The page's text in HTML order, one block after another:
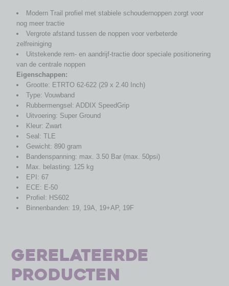
Modern Trail profiel met stabiele schoudernoppen zorgt voor
nog meer tractie
Vergrote afstand tussen de noppen voor verbeterde
zelfreiniging
Uitstekende rem- en aandrijf-tractie door speciale positionering
van de centrale noppen
Eigenschappen:
Grootte: ETRTO 62-622 (29 x 2.40 Inch)
Type: Vouwband
Rubbermengsel: ADDIX SpeedGrip
Uitvoering: Super Ground
Kleur: Zwart
Seal: TLE
Gewicht: 890 gram
Bandenspanning: max. 3.50 Bar (max. 50psi)
Max. belasting: 125 kg
EPI: 67
ECE: E-50
Profiel: HS602
Binnenbanden: 19, 19A, 19+AP, 19F
Gerelateerde
producten